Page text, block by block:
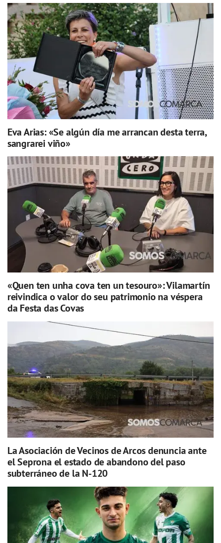
Eva Arias: «Se algún día me arrancan desta terra,
sangrarei viño»
«Quen ten unha cova ten un tesouro»: Vilamartín
reivindica o valor do seu patrimonio na véspera
da Festa das Covas
La Asociación de Vecinos de Arcos denuncia ante
el Seprona el estado de abandono del paso
subterráneo de la N-120